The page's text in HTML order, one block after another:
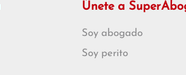
Únete a
Soy abogado
Soy perito